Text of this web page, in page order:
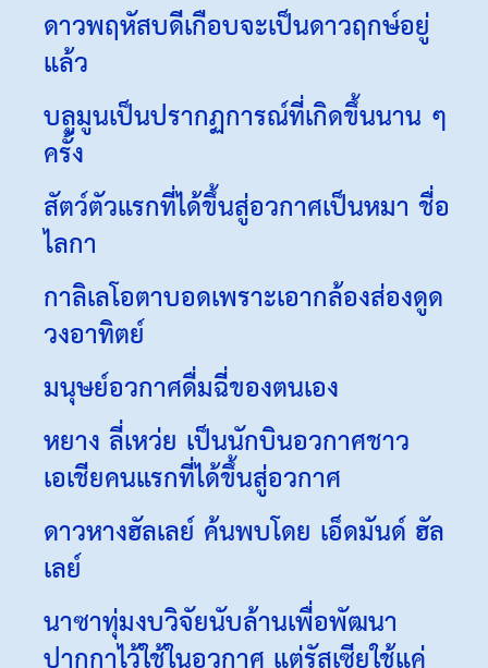
ดาวพฤหัสบดีเกือบจะเป็นดาวฤกษ์อยู่
แล้ว
บลูมูนเป็นปรากฏการณ์ที่เกิดขึ้นนาน ๆ
ครั้ง
สัตว์ตัวแรกที่ได้ขึ้นสู่อวกาศเป็นหมา ชื่อ
ไลกา
กาลิเลโอตาบอดเพราะเอากล้องส่องดูด
วงอาทิตย์
มนุษย์อวกาศดื่มฉี่ของตนเอง
หยาง ลี่เหว่ย เป็นนักบินอวกาศชาว
เอเชียคนแรกที่ได้ขึ้นสู่อวกาศ
ดาวหางฮัลเลย์ ค้นพบโดย เอ็ดมันด์ ฮัล
เลย์
นาซาทุ่มงบวิจัยนับล้านเพื่อพัฒนา